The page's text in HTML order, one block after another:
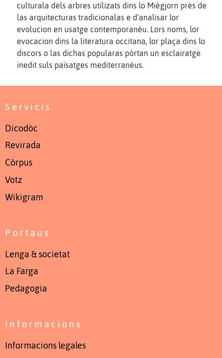
culturala dels arbres utilizats dins lo Miègjorn près de
las arquitecturas tradicionalas e d'analisar lor
evolucion en usatge contemporanèu. Lors noms, lor
evocacion dins la literatura occitana, lor plaça dins lo
discors o las dichas popularas pòrtan un esclairatge
inedit suls païsatges mediterranèus.
Servicis
Dicodòc
Revirada
Còrpus
Votz
Wikigram
Portaus
Lenga & societat
La Farga
Pedagogia
Informacions
Informacions legales